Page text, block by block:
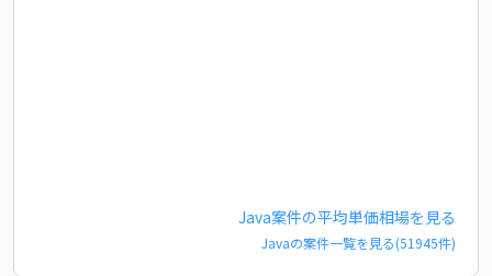
Java案件の平均単価相場を見る
Javaの案件一覧を見る(51945件)